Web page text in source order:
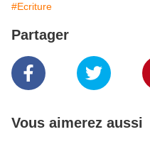
#Ecriture
Partager
Vous aimerez aussi